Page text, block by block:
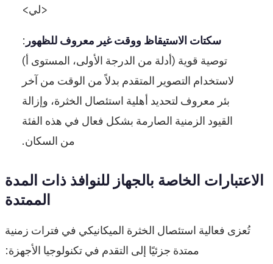
<لي>
سكتات الاستيقاظ ووقت غير معروف للظهور :
توصية قوية (أدلة من الدرجة الأولى، المستوى أ)
لاستخدام التصوير المتقدم بدلاً من الوقت من آخر
بئر معروف لتحديد أهلية استئصال الخثرة، وإزالة
القيود الزمنية الصارمة بشكل فعال في هذه الفئة
من السكان.
الاعتبارات الخاصة بالجهاز للنوافذ ذات المدة
الممتدة
تُعزى فعالية استئصال الخثرة الميكانيكي في فترات زمنية
ممتدة جزئيًا إلى التقدم في تكنولوجيا الأجهزة: